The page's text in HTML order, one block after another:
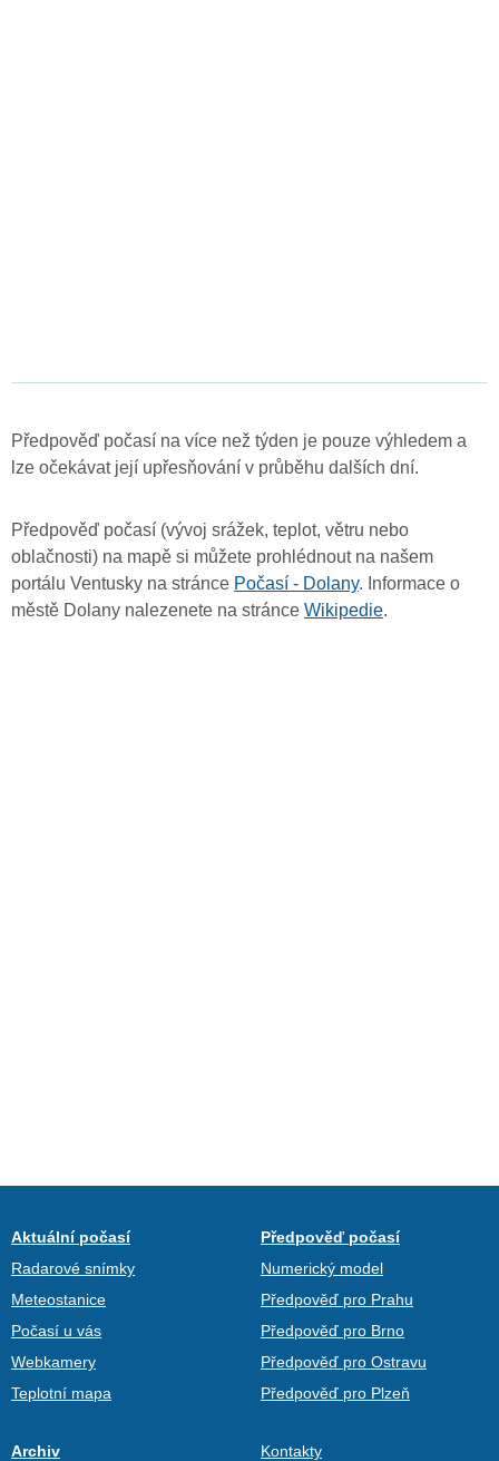
Předpověď počasí na více než týden je pouze výhledem a
lze očekávat její upřesňování v průběhu dalších dní.
Předpověď počasí (vývoj srážek, teplot, větru nebo
oblačnosti) na mapě si můžete prohlédnout na našem
portálu Ventusky na stránce Počasí - Dolany. Informace o
městě Dolany nalezenete na stránce Wikipedie.
Aktuální počasí
Radarové snímky
Meteostanice
Počasí u vás
Webkamery
Teplotní mapa
Předpověď počasí
Numerický model
Předpověď pro Prahu
Předpověď pro Brno
Předpověď pro Ostravu
Předpověď pro Plzeň
Archiv Kontakty